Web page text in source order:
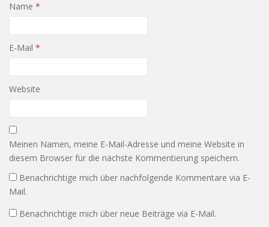
Name *
E-Mail *
Website
Meinen Namen, meine E-Mail-Adresse und meine Website in
diesem Browser für die nächste Kommentierung speichern.
Benachrichtige mich über nachfolgende Kommentare via E-
Mail.
Benachrichtige mich über neue Beiträge via E-Mail.